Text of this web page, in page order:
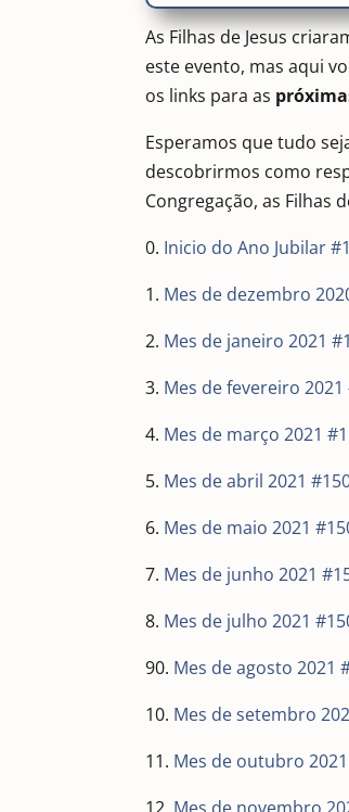
As Filhas de Jesus
este evento, mas aqui
os links para as
Esperamos que tudo
descobrirmos como
Congregação, as Filhas
0. Inicio do Ano Jubilar
1. Mes de dezembro
2. Mes de janeiro 2021
3. Mes de fevereiro 2021
4. Mes de março 2021
5. Mes de abril 2021
6. Mes de maio 2021
7. Mes de junho 2021
8. Mes de julho 2021
90. Mes de agosto 2021
10. Mes de setembro
11. Mes de outubro 2021